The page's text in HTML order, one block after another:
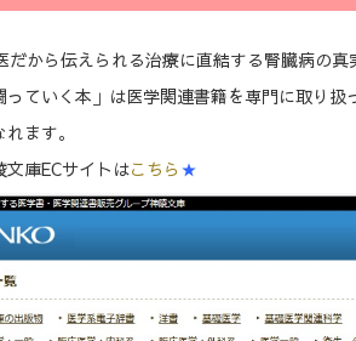
だから伝えられる治療に直結する腎臓病の真
っていく本」は医学関連書籍を専門に取り扱
ます。
文庫ECサイトはこちら ★